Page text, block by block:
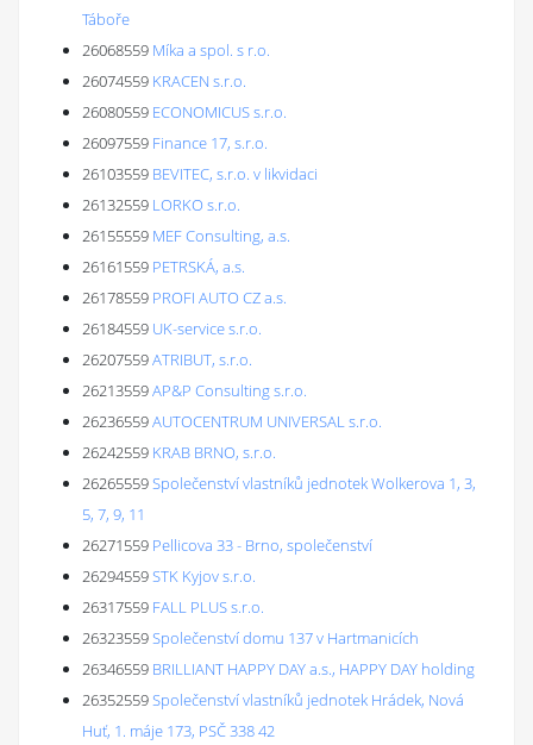
Táboře
26068559 Míka a spol. s r.o.
26074559 KRACEN s.r.o.
26080559 ECONOMICUS s.r.o.
26097559 Finance 17, s.r.o.
26103559 BEVITEC, s.r.o. v likvidaci
26132559 LORKO s.r.o.
26155559 MEF Consulting, a.s.
26161559 PETRSKÁ, a.s.
26178559 PROFI AUTO CZ a.s.
26184559 UK-service s.r.o.
26207559ATRIBUT, s.r.o.
26213559AP&P Consulting s.r.o.
26236559AUTOCENTRUM UNIVERSAL s.r.o.
26242559 KRAB BRNO, s.r.o.
26265559Společenství vlastníků jednotek Wolkerova 1, 3,
5, 7, 9, 11
26271559 Pellicova 33 - Brno, společenství
26294559STK Kyjov s.r.o.
26317559 FALL PLUS s.r.o.
26323559Společenství domu 137 v Hartmanicích
26346559 BRILLIANT HAPPY DAY a.s., HAPPY DAY holding
26352559Společenství vlastníků jednotek Hrádek, Nová
Huť, 1. máje 173, PSČ 338 42